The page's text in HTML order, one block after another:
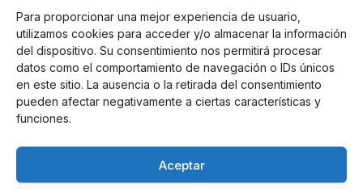
Para proporcionar una mejor experiencia de usuario,
utilizamos cookies para acceder y/o almacenar la información
del dispositivo. Su consentimiento nos permitirá procesar
datos como el comportamiento de navegación o IDs únicos
en este sitio. La ausencia o la retirada del consentimiento
pueden afectar negativamente a ciertas características y
funciones.
Aceptar
liberal'", sino que "lo eres cuando la familia liberal te
reconoce como miembro, cuando en el Parlamento
Europeo formas parte de ese espacio liberal", subrayó
la presidenta de Ciudadanos.
El "número dos" de Génova 13 aseguró en la clausura
del Congreso del PP de León que "solo hay un líder
porque "ha construido el único proyecto moderado,
centrado, liberal y aglutinador".